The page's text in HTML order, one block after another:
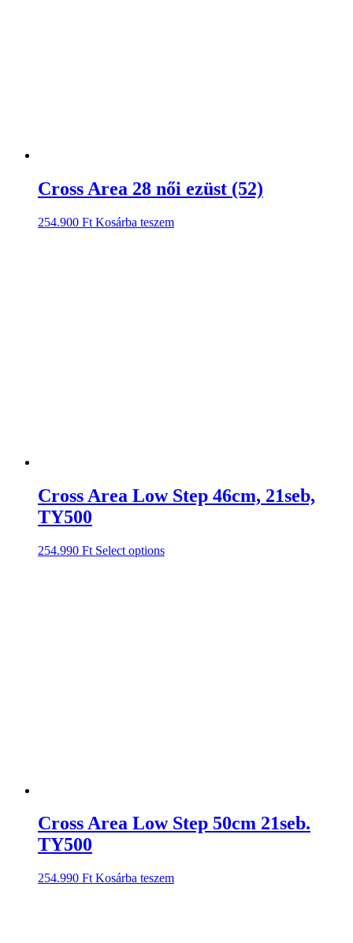
Cross Area 28 női ezüst (52)
254.900 Ft Kosárba teszem
Cross Area Low Step 46cm, 21seb,
TY500
254.990 Ft Select options
Cross Area Low Step 50cm 21seb.
TY500
254.990 Ft Kosárba teszem